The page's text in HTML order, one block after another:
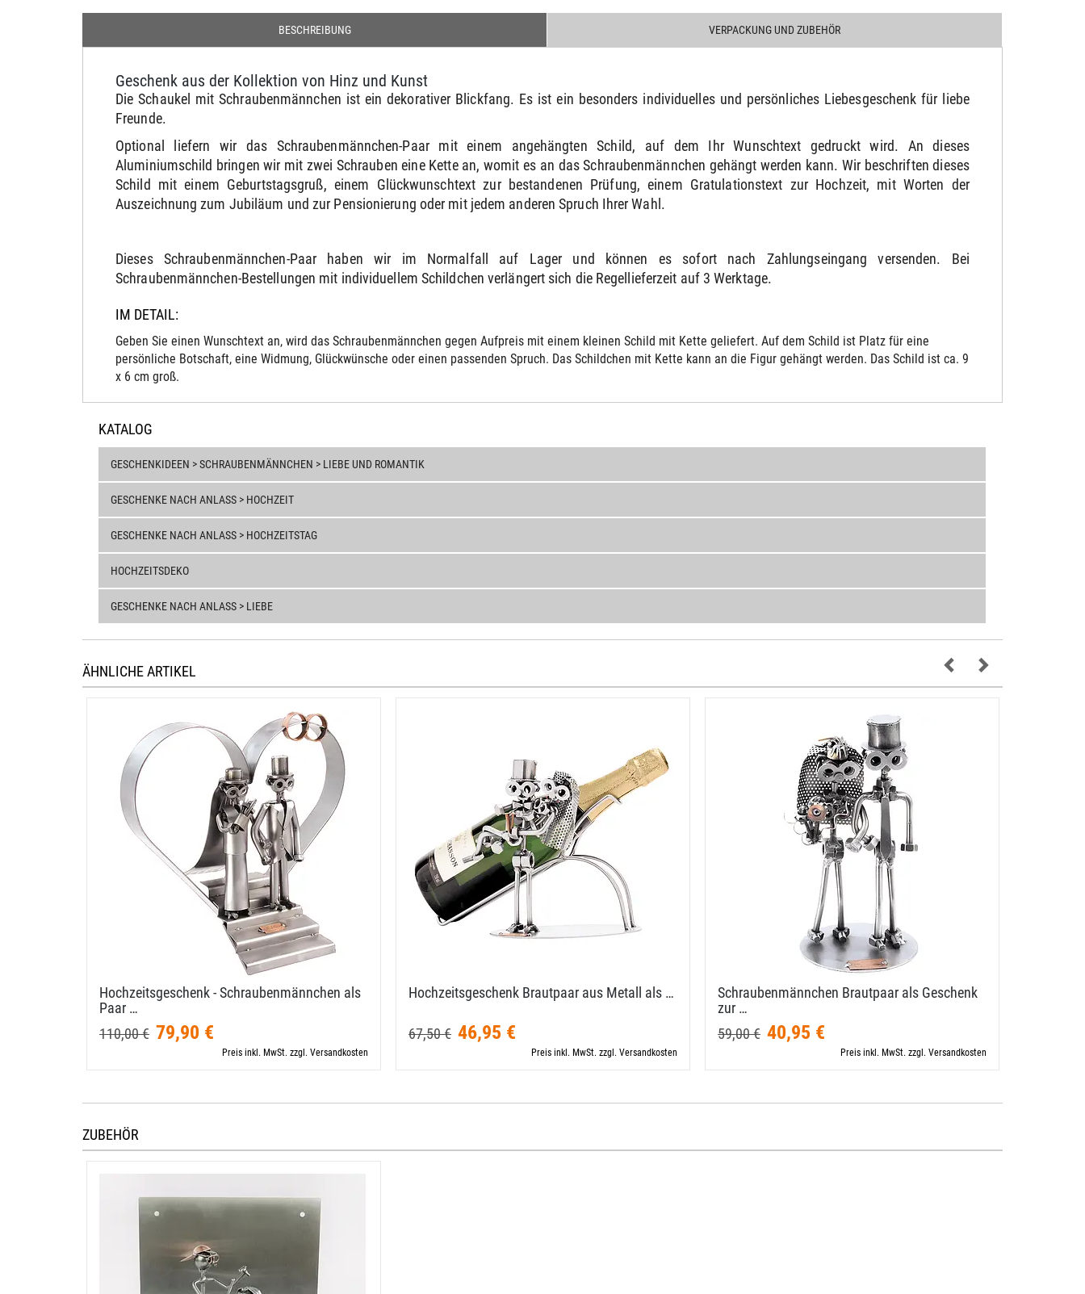
BESCHREIBUNG VERPACKUNG UND ZUBEHÖR
Geschenk aus der Kollektion von Hinz und Kunst
Die Schaukel mit Schraubenmännchen ist ein dekorativer Blickfang. Es ist ein besonders individuelles und persönliches Liebesgeschenk für liebe
Freunde.
Optional liefern wir das Schraubenmännchen-Paar mit einem angehängten Schild, auf dem Ihr Wunschtext gedruckt wird. An dieses
Aluminiumschild bringen wir mit zwei Schrauben eine Kette an, womit es an das Schraubenmännchen gehängt werden kann. Wir beschriften dieses
Schild mit einem Geburtstagsgruß, einem Glückwunschtext zur bestandenen Prüfung, einem Gratulationstext zur Hochzeit, mit Worten der
Auszeichnung zum Jubiläum und zur Pensionierung oder mit jedem anderen Spruch Ihrer Wahl.
Dieses Schraubenmännchen-Paar haben wir im Normalfall auf Lager und können es sofort nach Zahlungseingang versenden. Bei
Schraubenmännchen-Bestellungen mit individuellem Schildchen verlängert sich die Regellieferzeit auf 3 Werktage.
IM DETAIL:
Geben Sie einen Wunschtext an, wird das Schraubenmännchen gegen Aufpreis mit einem kleinen Schild mit Kette geliefert. Auf dem Schild ist Platz für eine
persönliche Botschaft, eine Widmung, Glückwünsche oder einen passenden Spruch. Das Schildchen mit Kette kann an die Figur gehängt werden. Das Schild ist ca. 9
x 6 cm groß.
KATALOG
GESCHENKIDEEN > SCHRAUBENMÄNNCHEN > LIEBE UND ROMANTIK
GESCHENKE NACH ANLASS > HOCHZEIT
GESCHENKE NACH ANLASS > HOCHZEITSTAG
HOCHZEITSDEKO
GESCHENKE NACH ANLASS > LIEBE
ÄHNLICHE ARTIKEL
Hochzeitsgeschenk - Schraubenmännchen als
Paar …
110,00 € 79,90 €
Preis inkl. MwSt. zzgl. Versandkosten
Hochzeitsgeschenk Brautpaar aus Metall als …
67,50 € 46,95 €
Preis inkl. MwSt. zzgl. Versandkosten
Schraubenmännchen Brautpaar als Geschenk
zur …
59,00 € 40,95 €
Preis inkl. MwSt. zzgl. Versandkosten
ZUBEHÖR